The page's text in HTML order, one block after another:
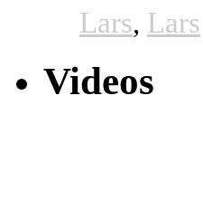
Lars, Lars
Videos